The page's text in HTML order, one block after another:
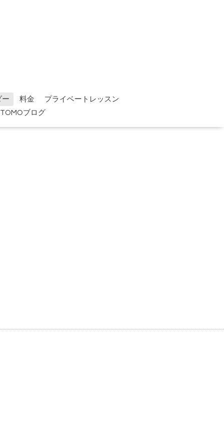
ー 料金
プライベートレッスン
TOMOブログ